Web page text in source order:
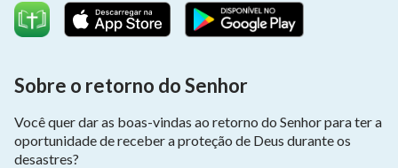
Sobre o retorno do Senhor
Você quer dar as boas-vindas ao retorno do Senhor para ter a
oportunidade de receber a proteção de Deus durante os
desastres?